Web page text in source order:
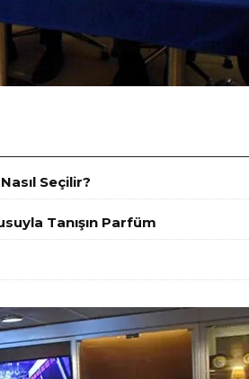
Seçilir?
Tanışın Parfüm